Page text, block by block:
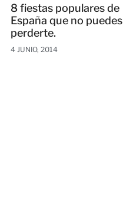
8 fiestas populares de
España que no puedes
perderte.
4 JUNIO, 2014